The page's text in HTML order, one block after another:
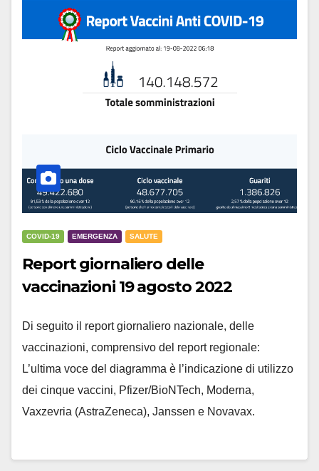
COVID-19 EMERGENZA SALUTE
Report giornaliero delle
vaccinazioni 19 agosto 2022
Di seguito il report giornaliero nazionale, delle
vaccinazioni, comprensivo del report regionale:
L’ultima voce del diagramma è l’indicazione di utilizzo
dei cinque vaccini, Pfizer/BioNTech, Moderna,
Vaxzevria (AstraZeneca), Janssen e Novavax.